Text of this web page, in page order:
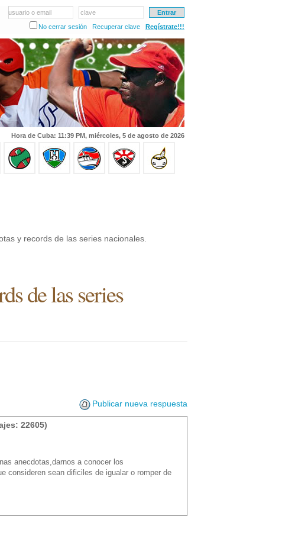
usuario o email
clave
No cerrar sesión
Recuperar clave Regístrate!!!
Hora de Cuba: 11:39 PM, miércoles, 5 de agosto de 2026
y records de las series nacionales.
de las series
Publicar nueva respuesta
22605)
anecdotas,darnos a conocer los
consideren sean dificiles de igualar o romper de